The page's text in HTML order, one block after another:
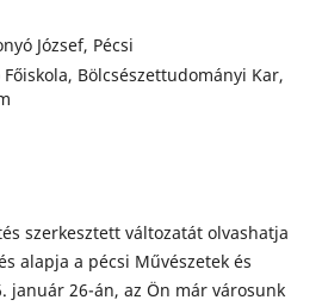
József, Pécsi
Bölcsészettudományi Kar,
szerkesztett változatát olvashatja
alapja a pécsi Művészetek és
január 26-án, az Ön már városunk